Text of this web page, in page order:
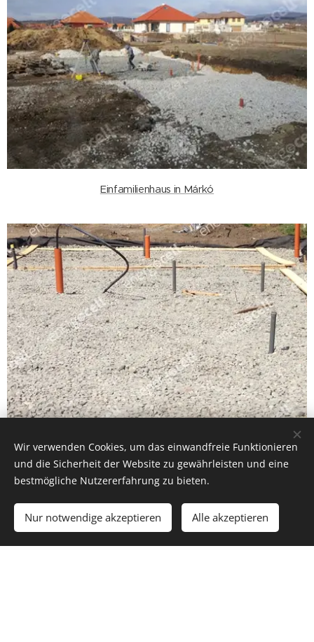
Einfamilienhaus in Márkó
Einfamilienhaus in Nyíregyháza
Wir verwenden Cookies, um das einwandfreie Funktionieren
und die Sicherheit der Website zu gewährleisten und eine
bestmögliche Nutzererfahrung zu bieten.
Nur notwendige akzeptieren Alle akzeptieren